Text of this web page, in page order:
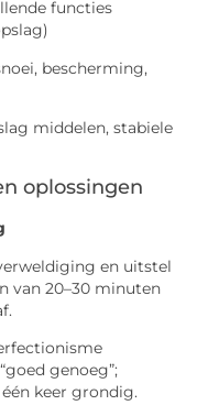
functies
bescherming,
middelen, stabiele
oplossingen
en uitstel
van 20–30 minuten
genoeg”;
keer grondig.